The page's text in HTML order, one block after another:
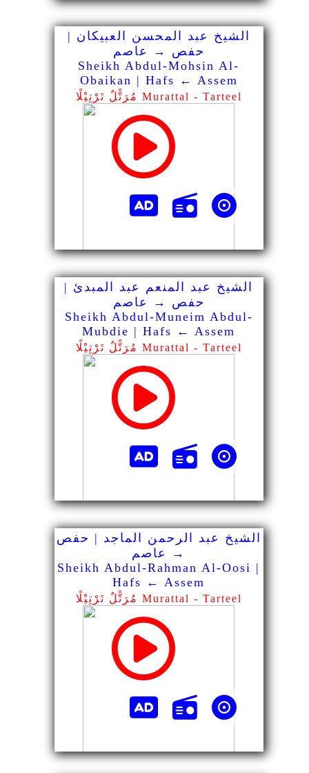
الشيخ عبد المحسن العبيكان |
حفص → عاصم
Sheikh Abdul-Mohsin Al-
Obaikan | Hafs ← Assem
مُرَتًّلٌ تَرْتِيْلًا Murattal - Tarteel
الشيخ عبد المنعم عبد المبدئ |
حفص → عاصم
Sheikh Abdul-Muneim Abdul-
Mubdie | Hafs ← Assem
مُرَتًّلٌ تَرْتِيْلًا Murattal - Tarteel
الشيخ عبد الرحمن الماجد | حفص
→ عاصم
Sheikh Abdul-Rahman Al-Oosi |
Hafs ← Assem
مُرَتًّلٌ تَرْتِيْلًا Murattal - Tarteel